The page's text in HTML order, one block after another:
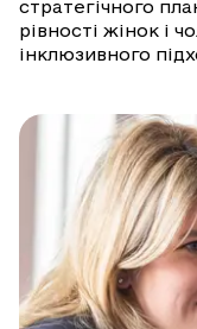
стратегічного
рівності жінок і
інклюзивного